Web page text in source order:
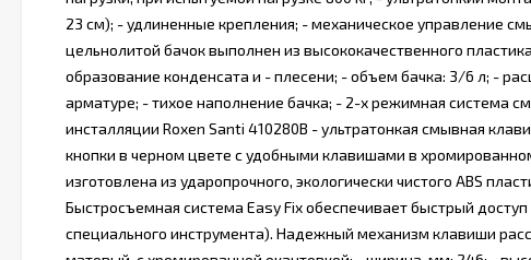
23 см); - удлиненные крепления; - механическое управление
цельнолитой бачок выполнен из высококачественного
образование конденсата и - плесени; - объем бачка: 3/6 л; -
арматуре; - тихое наполнение бачка; - 2-х режимная система
инсталляции Roxen Santi 410280B - ультратонкая смывная
кнопки в черном цвете с удобными клавишами в
изготовлена из ударопрочного, экологически чистого ABS
Быстросъемная система Easy Fix обеспечивает быстрый
специального инструмента). Надежный механизм клавиши